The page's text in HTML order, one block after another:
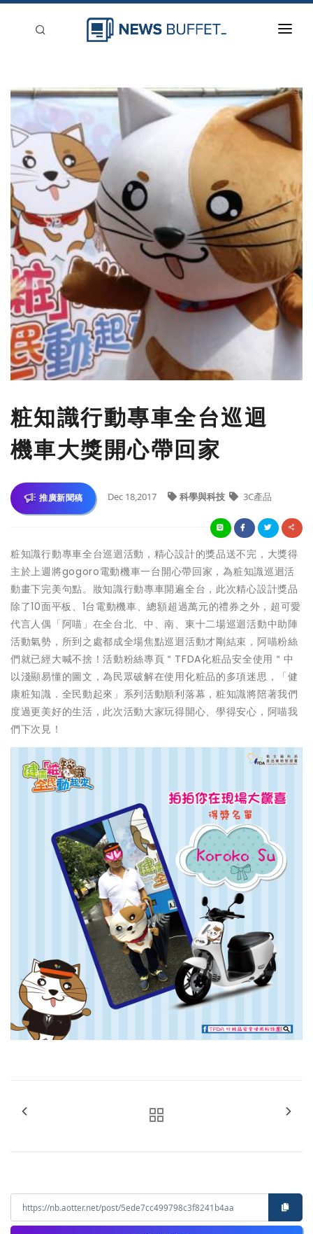
新聞稿分類
刊登
粧知識行動專車全台巡迴
機車大獎開心帶回家
推廣新聞稿 Dec 18,2017 科學與科技 3C產品
粧知識行動專車全台巡迴活動，精心設計的獎品送不完，大獎得
主於上週將gogoro電動機車一台開心帶回家，為粧知識巡迴活
動畫下完美句點。妝知識行動專車開遍全台，此次精心設計獎品
除了10面平板、1台電動機車、總額超過萬元的禮券之外，超可愛
代言人偶「阿喵」在全台北、中、南、東十二場巡迴活動中助陣
活動氣勢，所到之處都成全場焦點巡迴活動才剛結束，阿喵粉絲
們就已經大喊不捨！活動粉絲專頁＂TFDA化粧品安全使用＂中
以淺顯易懂的圖文，為民眾破解在使用化粧品的多項迷思，「健
康粧知識．全民動起來」系列活動順利落幕，粧知識將陪著我們
度過更美好的生活，此次活動大家玩得開心、學得安心，阿喵我
們下次見！